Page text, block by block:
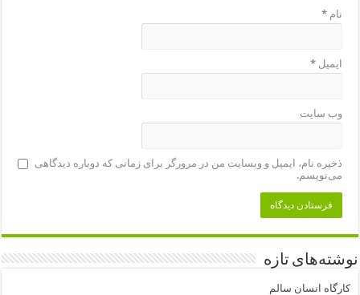
نام*
ایمیل*
وب‌ سایت
ذخیره نام، ایمیل و وبسایت من در مرورگر برای زمانی که دوباره دیدگاهی
می‌نویسم.
نوشته‌های تازه
کارگاه انسان سالم